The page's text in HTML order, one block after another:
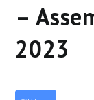
–
2023